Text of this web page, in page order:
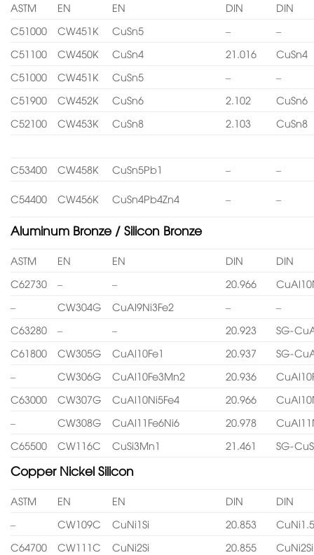
ASTM EN EN DIN
DIN
C51000
CW451K CuSn5 –
–
C51100
CW450K CuSn4 21.016
CuSn4
C51000
CW451K CuSn5 –
–
C51900
CW452K CuSn6 2.102
CuSn6
C52100
CW453K CuSn8 2.103 CuSn8
C53400 CW458K CuSn5Pb1 – –
C54400 CW456K CuSn4Pb4Zn4 – –
Aluminum Bronze / Silicon Bronze
ASTM EN EN DIN
DIN
C62730
– – 20.966
–
CW304G CuAl9Ni3Fe2 –
–
C63280
– – 20.923
SG-
C61800
CW305G CuAl10Fe1 20.937
SG-
–
CW306G CuAl10Fe3Mn2 20.936
C63000
CW307G CuAl10Ni5Fe4 20.966
–
CW308G CuAl11Fe6Ni6 20.978
C65500
CW116C CuSi3Mn1 21.461 SG-
Copper Nickel Silicon
ASTM EN EN DIN
DIN
–
CW109C CuNi1Si 20.853
C64700
CW111C CuNi2Si 20.855
CuNi2Si